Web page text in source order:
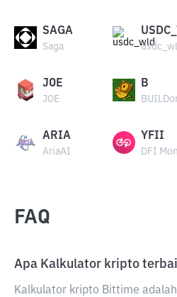
SAGA
Saga
JOE
JOE
B
ARIA
AriaAI
YFII
DFI
FAQ
Apa Kalkulator kripto
Kalkulator kripto Bittime